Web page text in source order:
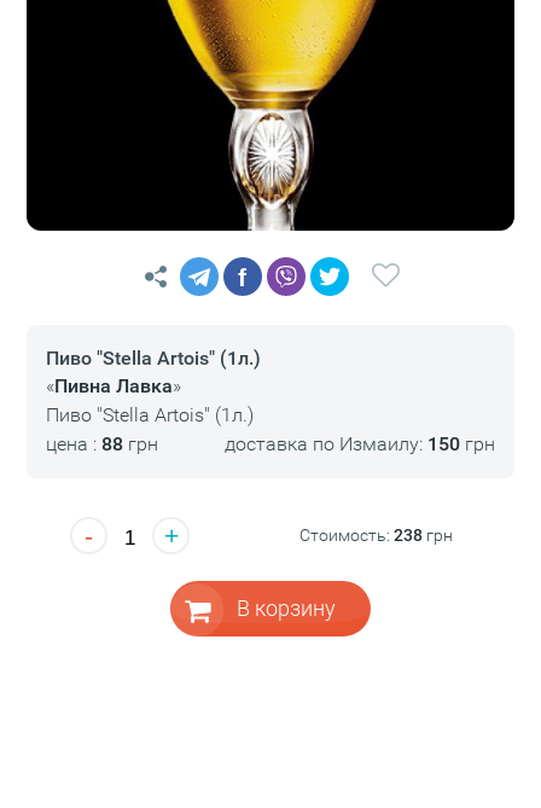
f
Пиво "Stella Artois" (1л.)
«Пивна Лавка»
Пиво "Stella Artois" (1л.)
цена : 88грн доставка по Измаилу: 150 грн
- + Стоимость:238 грн
В корзину